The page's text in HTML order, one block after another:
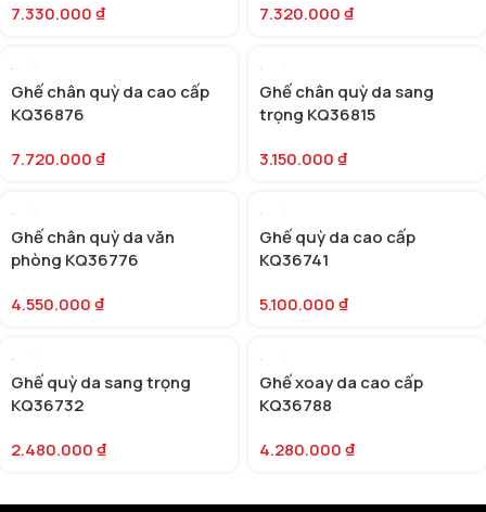
7.330.000₫
7.320.000₫
Ghế chân quỳ da cao cấp
KQ36876
7.720.000₫
Ghế chân quỳ da sang
trọng KQ36815
3.150.000₫
Ghế chân quỳ da văn
phòng KQ36776
4.550.000₫
Ghế quỳ da cao cấp
KQ36741
5.100.000₫
Ghế quỳ da sang trọng
KQ36732
2.480.000₫
Ghế xoay da cao cấp
KQ36788
4.280.000₫